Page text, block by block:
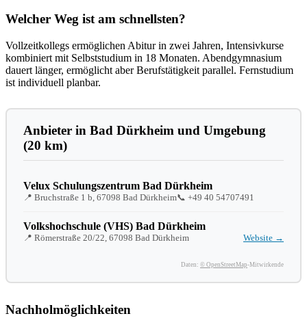
Welcher Weg ist am schnellsten?
Vollzeitkollegs ermöglichen Abitur in zwei Jahren, Intensivkurse
kombiniert mit Selbststudium in 18 Monaten. Abendgymnasium
dauert länger, ermöglicht aber Berufstätigkeit parallel. Fernstudium
ist individuell planbar.
Anbieter in Bad Dürkheim und Umgebung
(20 km)
Velux Schulungszentrum Bad Dürkheim
📍 Bruchstraße 1 b, 67098 Bad Dürkheim📞 +49 40 54707491
Volkshochschule (VHS) Bad Dürkheim
📍 Römerstraße 20/22, 67098 Bad Dürkheim Website →
Daten: © OpenStreetMap-Mitwirkende
Nachholmöglichkeiten